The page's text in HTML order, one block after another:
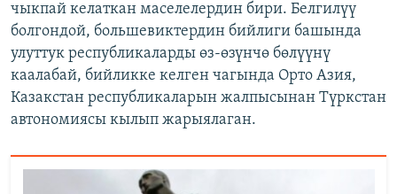
чыкпай келаткан маселелердин бири. Белгилүү
болгондой, большевиктердин бийлиги башында
улуттук республикаларды өз-өзүнчө бөлүүнү
каалабай, бийликке келген чагында Орто Азия,
Казакстан республикаларын жалпысынан Түркстан
автономиясы кылып жарыялаган.